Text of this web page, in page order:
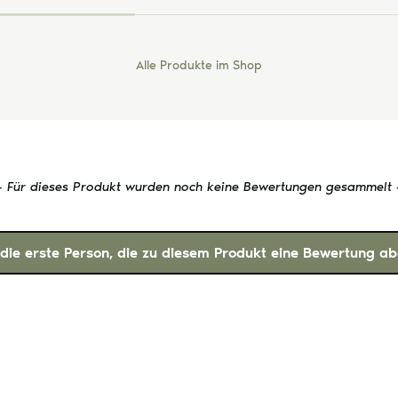
Alle Produkte im Shop
Für dieses Produkt wurden noch keine Bewertungen gesammelt
erste Person, die zu diesem Produkt eine Bewertung